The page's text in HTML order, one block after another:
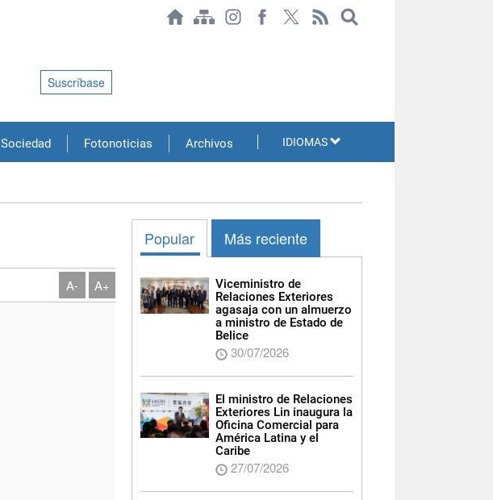
Sociedad Fotonoticias Archivos
Suscríbase
IDIOMAS
A- A+
Popular Más reciente
Viceministro de
Relaciones Exteriores
agasaja con un almuerzo
a ministro de Estado de
Belice
30/07/2026
El ministro de Relaciones
Exteriores Lin inaugura la
Oficina Comercial para
América Latina y el
Caribe
27/07/2026